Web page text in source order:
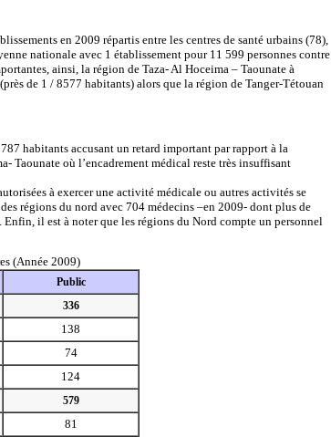
en 2009 répartis entre les centres de santé urbains (78),
nationale avec 1 établissement pour 11 599 personnes contre
ainsi, la région de Taza- Al Hoceima – Taounate à
de 1 / 8577 habitants) alors que la région de Tanger-Tétouan
habitants accusant un retard important par rapport à la
Taounate où l’encadrement médical reste très insuffisant
à exercer une activité médicale ou autres activités se
régions du nord avec 704 médecins –en 2009- dont plus de
il est à noter que les régions du Nord compte un personnel
(Année 2009)
Public
336
138
74
124
579
81